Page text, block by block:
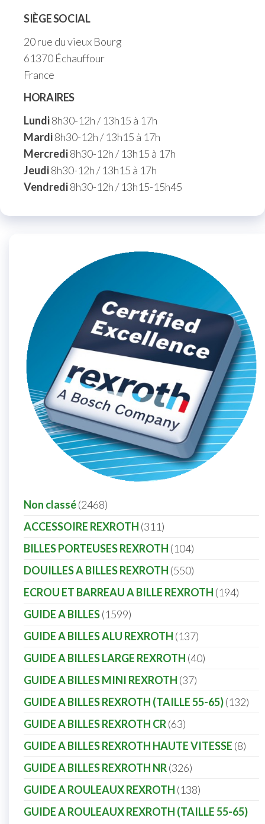
SIÈGE SOCIAL
20 rue du vieux Bourg
61370 Échauffour
France
HORAIRES
Lundi8h30-12h / 13h15 à 17h
Mardi8h30-12h / 13h15 à 17h
Mercredi8h30-12h / 13h15 à 17h
Jeudi8h30-12h / 13h15 à 17h
Vendredi8h30-12h / 13h15-15h45
Non classé 2468
ACCESSOIRE REXROTH 311
BILLES PORTEUSES REXROTH 104
DOUILLES A BILLES REXROTH 550
ECROU ET BARREAU A BILLE REXROTH 194
GUIDE A BILLES 1599
GUIDE A BILLES ALU REXROTH 137
GUIDE A BILLES LARGE REXROTH 40
GUIDE A BILLES MINI REXROTH 37
GUIDE A BILLES REXROTH (TAILLE 55-65) 132
GUIDE A BILLES REXROTH CR 63
GUIDE A BILLES REXROTH HAUTE VITESSE 8
GUIDE A BILLES REXROTH NR 326
GUIDE A ROULEAUX REXROTH 138
GUIDE A ROULEAUX REXROTH (TAILLE 55-65)